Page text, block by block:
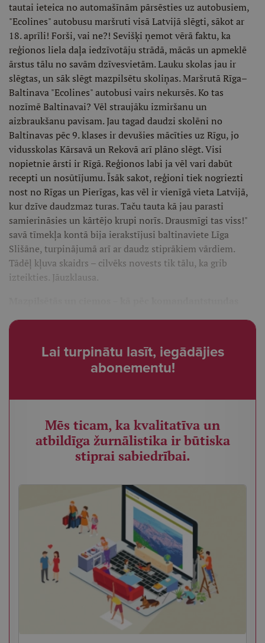
tautai ieteica no automašīnām pārsēsties uz autobusiem,
"Ecolines" autobusu maršruti visā Latvijā slēgti, sākot ar
18. aprīli! Forši, vai ne?! Sevišķi ņemot vērā faktu, ka
reģionos liela daļa iedzīvotāju strādā, mācās un apmeklē
ārstus tālu no savām dzīvesvietām. Lauku skolas jau ir
slēgtas, un sāk slēgt mazpilsētu skoliņas. Maršrutā Rīga–
Baltinava "Ecolines" autobusi vairs nekursēs. Ko tas
nozīmē Baltinavai? Vēl straujāku izmiršanu un
aizbraukšanu pavisam. Jau tagad daudzi skolēni no
Baltinavas pēc 9. klases ir devušies mācīties uz Rīgu, jo
vidusskolas Kārsavā un Rekovā arī plāno slēgt. Visi
nopietnie ārsti ir Rīgā. Reģionos labi ja vēl vari dabūt
recepti un nosūtījumu. Īsāk sakot, reģioni tiek nogriezti
nost no Rīgas un Pierīgas, kas vēl ir vienīgā vieta Latvijā,
kur dzīve daudzmaz turas. Taču tauta kā jau parasti
samierināsies un kārtējo krupi norīs. Drausmīgi tas viss!"
savā tīmekļa kontā bija ierakstījusi baltinaviete Līga
Slišāne, turpinājumā arī ar daudz stiprākiem vārdiem.
Tādēļ kļuva skaidrs – cilvēks novests tik tālu, ka grib
izteikties. Jāuzklausa.
Lai turpinātu lasīt, iegādājies
abonementu!
Mēs ticam, ka kvalitatīva un
atbildīga žurnālistika ir būtiska
stiprai sabiedrībai.